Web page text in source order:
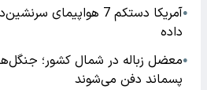
●
آمریکا دستکم 7
داده
●معضل زباله در شمال کشور؛
پسماند دفن می‌شوند